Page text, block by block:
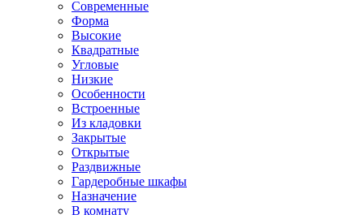
Современные
Форма
Высокие
Квадратные
Угловые
Низкие
Особенности
Встроенные
Из кладовки
Закрытые
Открытые
Раздвижные
Гардеробные шкафы
Назначение
В комнату